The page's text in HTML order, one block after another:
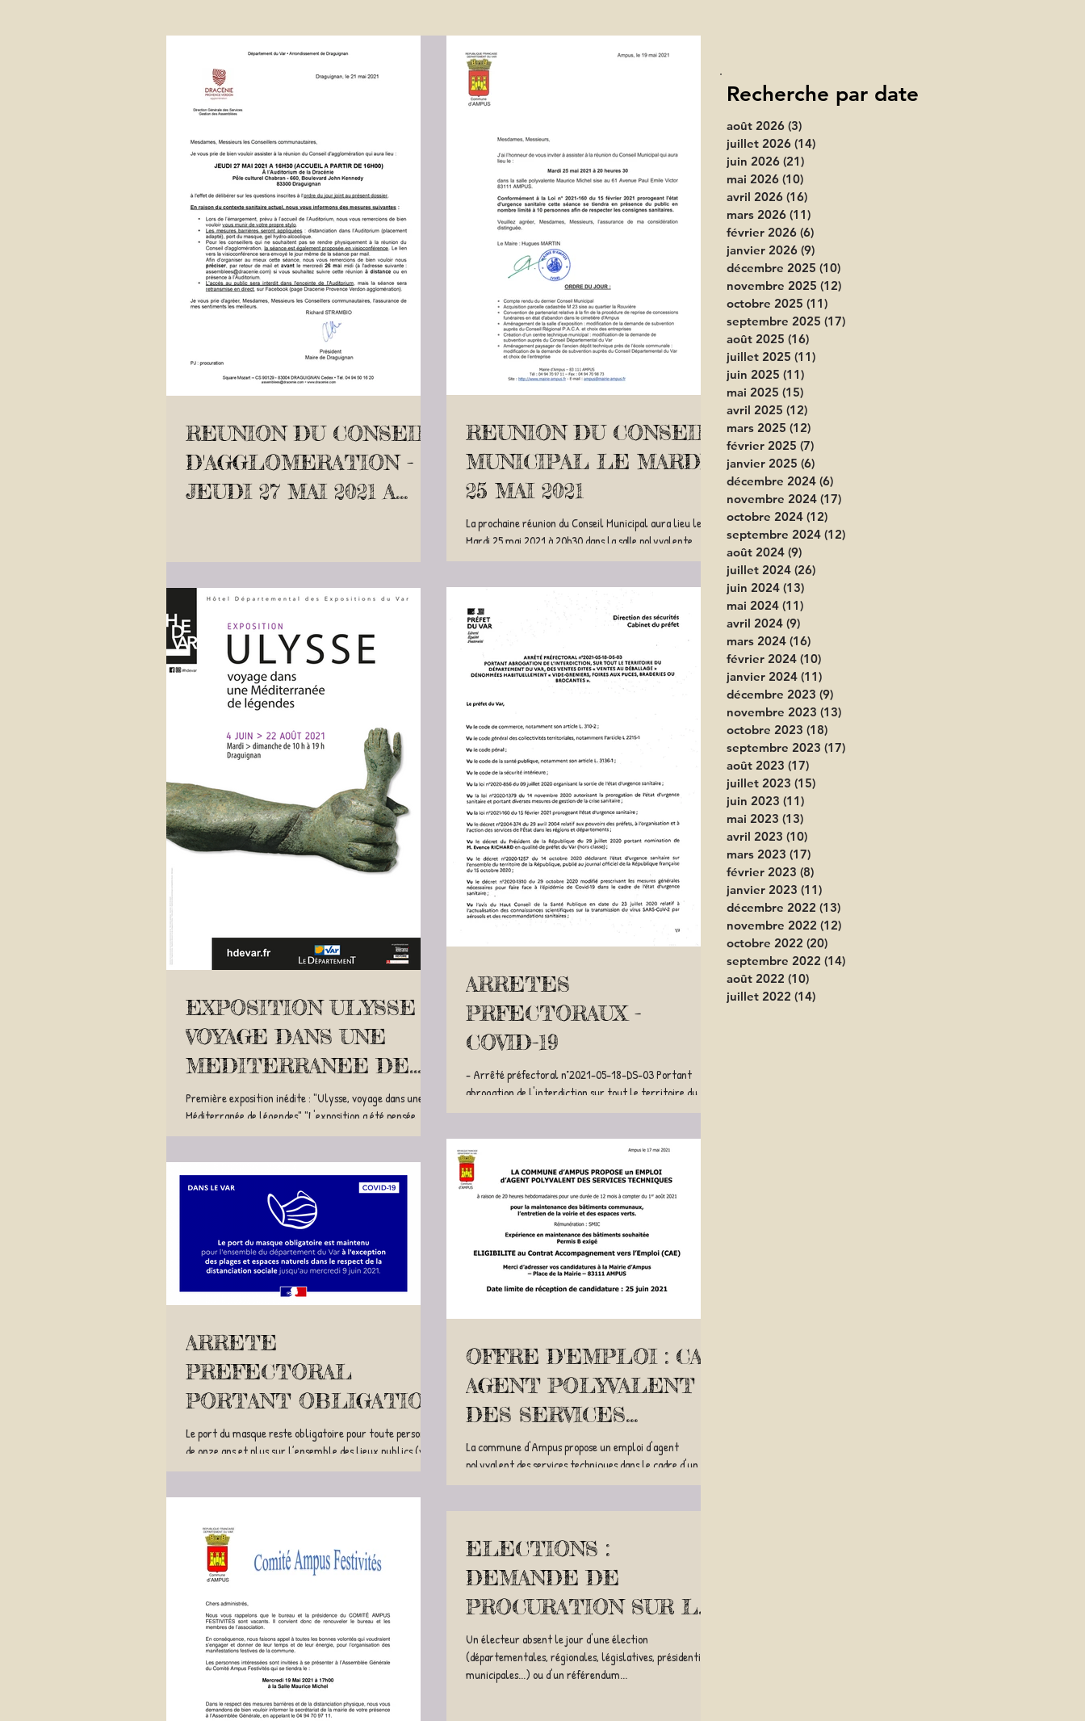
REUNION DU CONSEIL
D'AGGLOMERATION -
JEUDI 27 MAI 2021 A
REUNION DU CONSEIL
MUNICIPAL LE MARDI
25 MAI 2021
La prochaine réunion du Conseil Municipal aura lieu le :
Mardi 25 mai 2021 à 20h30 dans la salle polyvalente
EXPOSITION ULYSSE
VOYAGE DANS UNE
MEDITERRANEE DE
LEGENDES
Première exposition inédite : "Ulysse, voyage dans une
Méditerranée de légendes" "L'exposition a été pensée
ARRETES
PRFECTORAUX -
COVID-19
- Arrêté préfectoral n°2021-05-18-DS-03 Portant
abrogation de l'interdiction sur tout le territoire du
ARRETE
PREFECTORAL
PORTANT OBLIGATION
DU PORT DE MASQUE
Le port du masque reste obligatoire pour toute personne
de onze ans et plus sur l’ensemble des lieux publics (voies
OFFRE D'EMPLOI : CAE
AGENT POLYVALENT
DES SERVICES
TECHNIQUES
La commune d'Ampus propose un emploi d'agent
polyvalent des services techniques dans le cadre d'un
ELECTIONS :
DEMANDE DE
PROCURATION SUR LE
TELESERVICE «MA
PROCURATION»
Un électeur absent le jour d'une élection
(départementales, régionales, législatives, présidentielle,
municipales...) ou d'un référendum...
Recherche par date
août 2026 (3)
juillet 2026 (14)
juin 2026 (21)
mai 2026 (10)
avril 2026 (16)
mars 2026 (11)
février 2026 (6)
janvier 2026 (9)
décembre 2025 (10)
novembre 2025 (12)
octobre 2025 (11)
septembre 2025 (17)
août 2025 (16)
juillet 2025 (11)
juin 2025 (11)
mai 2025 (15)
avril 2025 (12)
mars 2025 (12)
février 2025 (7)
janvier 2025 (6)
décembre 2024 (6)
novembre 2024 (17)
octobre 2024 (12)
septembre 2024 (12)
août 2024 (9)
juillet 2024 (26)
juin 2024 (13)
mai 2024 (11)
avril 2024 (9)
mars 2024 (16)
février 2024 (10)
janvier 2024 (11)
décembre 2023 (9)
novembre 2023 (13)
octobre 2023 (18)
septembre 2023 (17)
août 2023 (17)
juillet 2023 (15)
juin 2023 (11)
mai 2023 (13)
avril 2023 (10)
mars 2023 (17)
février 2023 (8)
janvier 2023 (11)
décembre 2022 (13)
novembre 2022 (12)
octobre 2022 (20)
septembre 2022 (14)
août 2022 (10)
juillet 2022 (14)